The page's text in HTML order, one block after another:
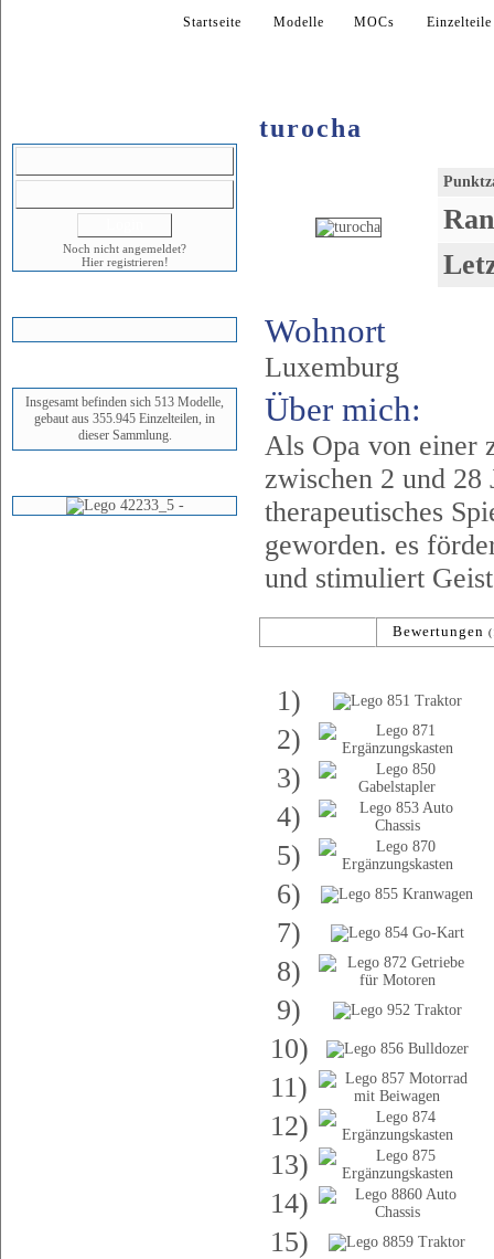
Startseite Modelle MOCs Einzelteile
Noch nicht angemeldet?
Hier registrieren!
Insgesamt befinden sich 513 Modelle,
gebaut aus 355.945 Einzelteilen, in
dieser Sammlung.
turocha
Wohnort
Luxemburg
Über mich:
Als Opa von einer
zwischen 2 und 28
therapeutisches
geworden. es
und stimuliert
Bewertungen
1)
2)
3)
4)
5)
6)
7)
8)
9)
10)
11)
12)
13)
14)
15)